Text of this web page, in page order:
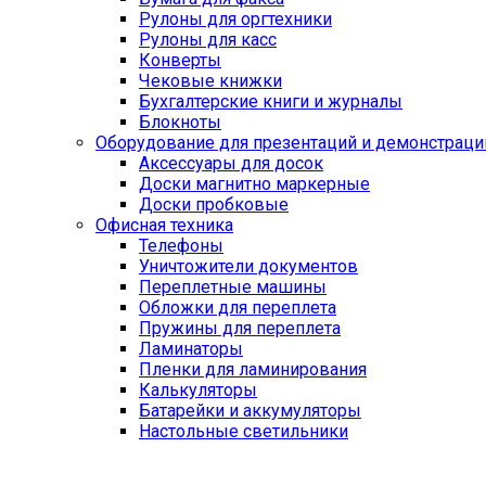
Рулоны для оргтехники
Рулоны для касс
Конверты
Чековые книжки
Бухгалтерские книги и журналы
Блокноты
Оборудование для презентаций и
Аксессуары для досок
Доски магнитно маркерные
Доски пробковые
Офисная техника
Телефоны
Уничтожители документов
Переплетные машины
Обложки для переплета
Пружины для переплета
Ламинаторы
Пленки для ламинирования
Калькуляторы
Батарейки и аккумуляторы
Настольные светильники